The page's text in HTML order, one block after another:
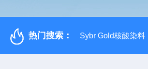
热门搜索： Sybr Gold核酸染料